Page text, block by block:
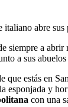
abre sus
siempre a
a sus
que estás en
esponjada y
con una